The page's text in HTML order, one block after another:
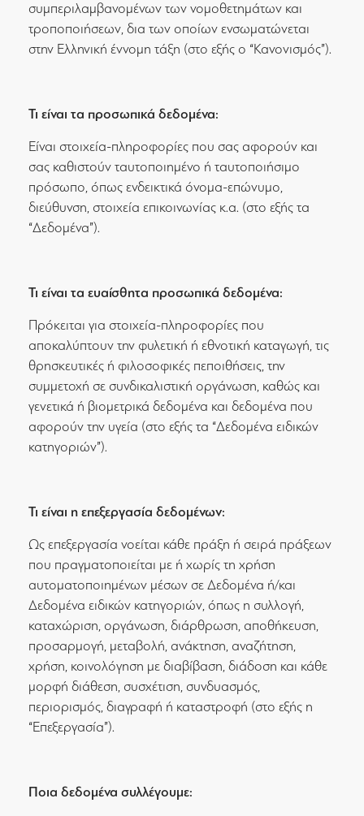
συμπεριλαμβανομένων των νομοθετημάτων και
τροποποιήσεων, δια των οποίων ενσωματώνεται
στην Ελληνική έννομη τάξη (στο εξής ο “Κανονισμός”).
Τι είναι τα προσωπικά δεδομένα:
Είναι στοιχεία-πληροφορίες που σας αφορούν και
σας καθιστούν ταυτοποιημένο ή ταυτοποιήσιμο
πρόσωπο, όπως ενδεικτικά όνομα-επώνυμο,
διεύθυνση, στοιχεία επικοινωνίας κ.α. (στο εξής τα
“Δεδομένα”).
Τι είναι τα ευαίσθητα προσωπικά δεδομένα:
Πρόκειται για στοιχεία-πληροφορίες που
αποκαλύπτουν την φυλετική ή εθνοτική καταγωγή, τις
θρησκευτικές ή φιλοσοφικές πεποιθήσεις, την
συμμετοχή σε συνδικαλιστική οργάνωση, καθώς και
γενετικά ή βιομετρικά δεδομένα και δεδομένα που
αφορούν την υγεία (στο εξής τα “Δεδομένα ειδικών
κατηγοριών”).
Τι είναι η επεξεργασία δεδομένων:
Ως επεξεργασία νοείται κάθε πράξη ή σειρά πράξεων
που πραγματοποιείται με ή χωρίς τη χρήση
αυτοματοποιημένων μέσων σε Δεδομένα ή/και
Δεδομένα ειδικών κατηγοριών, όπως η συλλογή,
καταχώριση, οργάνωση, διάρθρωση, αποθήκευση,
προσαρμογή, μεταβολή, ανάκτηση, αναζήτηση,
χρήση, κοινολόγηση με διαβίβαση, διάδοση και κάθε
μορφή διάθεση, συσχέτιση, συνδυασμός,
περιορισμός, διαγραφή ή καταστροφή (στο εξής η
“Επεξεργασία”).
Ποια δεδομένα συλλέγουμε: